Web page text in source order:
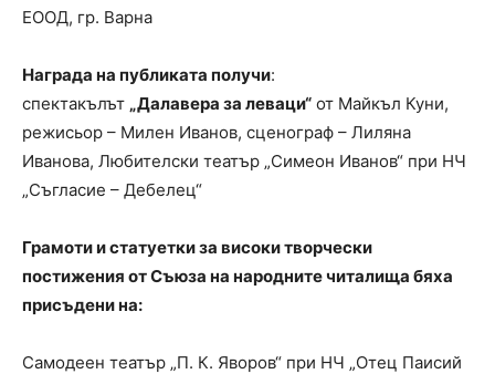
ЕООД, гр. Варна
Награда на публиката получи:
спектакълът „Далавера за леваци“ от Майкъл Куни,
режисьор – Милен Иванов, сценограф – Лиляна
Иванова, Любителски театър „Симеон Иванов“ при НЧ
„Съгласие – Дебелец“
Грамоти и статуетки за високи творчески
постижения от Съюза на народните читалища бяха
присъдени на:
Самодеен театър „П. К. Яворов“ при НЧ „Отец Паисий